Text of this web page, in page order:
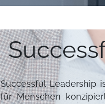
Successful Leadership
für Menschen